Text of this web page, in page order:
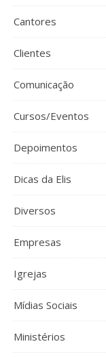
Cantores
Clientes
Comunicação
Cursos/Eventos
Depoimentos
Dicas da Elis
Diversos
Empresas
Igrejas
Mídias Sociais
Ministérios